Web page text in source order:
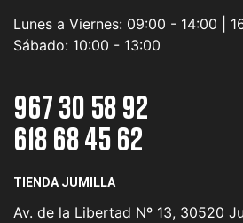
Lunes a Viernes: 09:00 - 14:00 |
Sábado: 10:00 - 13:00
967 30 58 92
618 68 45 62
TIENDA JUMILLA
Av. de la Libertad Nº 13, 30520